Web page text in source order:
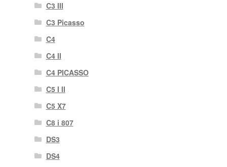
C3 III
C3 Picasso
C4
C4 II
C4 PICASSO
C5 I II
C5 X7
C8 i 807
DS3
DS4